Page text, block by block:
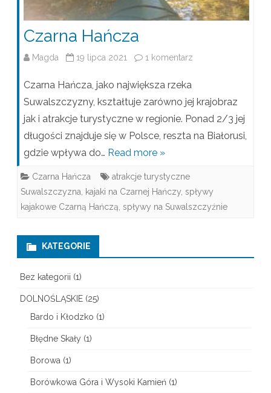
Czarna Hańcza
Magda 19 lipca 2021 1 komentarz
C
z
a
a
Czarna Hańcza, jako największa rzeka
Suwalszczyzny, kształtuje zarówno jej krajobraz
jak i atrakcje turystyczne w regionie. Ponad 2/3 jej
długości znajduje się w Polsce, reszta na Białorusi,
gdzie wpływa do… Read more »
Czarna Hańcza
atrakcje turystyczne
Suwalszczyzna
kajaki na Czarnej Hańczy spływy
kajakowe Czarną Hańczą spływy na Suwalszczyźnie
KATEGORIE
Bez kategorii (1)
DOLNOŚLĄSKIE (25)
Bardo i Kłodzko (1)
Błędne Skały (1)
Borowa (1)
Borówkowa Góra i Wysoki Kamień (1)